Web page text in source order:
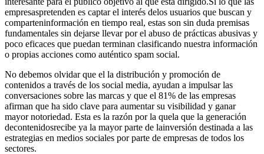
empresaspretenden es captar el interés delos usuarios que buscan y
comparteninformación en tiempo real, estas son sin duda premisas
fundamentales sin dejarse llevar por el abuso de prácticas abusivas y
poco eficaces que puedan terminan clasificando nuestra información
o propias acciones como auténtico spam social.
No debemos olvidar que el la distribución y promoción de
contenidos a través de los social media, ayudan a impulsar las
conversaciones sobre las marcas y que el 81% de las empresas
afirman que ha sido clave para aumentar su visibilidad y ganar
mayor notoriedad. Esta es la razón por la quela que la generación
decontenidosrecibe ya la mayor parte de lainversión destinada a las
estrategias en medios sociales por parte de empresas de todos los
sectores.